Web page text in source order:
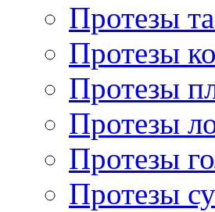
Протезы
Протезы
Протезы
Протезы
Протезы
Протезы